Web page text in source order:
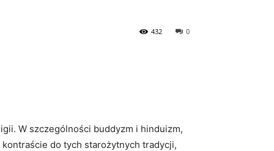
0
432
W​ szczególności buddyzm i hinduizm,
do tych ⁤starożytnych tradycji,